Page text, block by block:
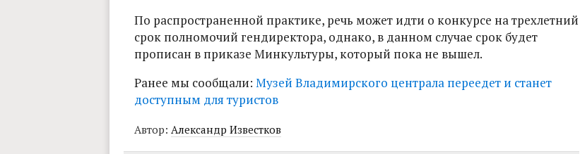
По распространенной практике, речь может идти о конкурсе на трехлетний
срок полномочий гендиректора, однако, в данном случае срок будет
прописан в приказе Минкультуры, который пока не вышел.
Ранее мы сообщали: Музей Владимирского централа переедет и станет
доступным для туристов
Автор: Александр Известков